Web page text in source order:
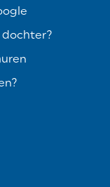
dochter?